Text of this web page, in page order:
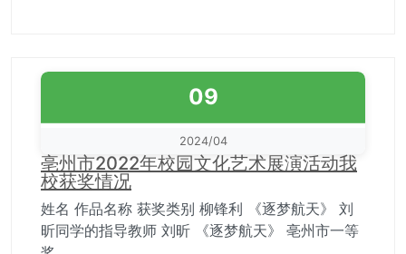
09
2024/04
亳州市2022年校园文化艺术展演活动我
校获奖情况
姓名 作品名称 获奖类别 柳锋利 《逐梦航天》 刘
昕同学的指导教师 刘昕 《逐梦航天》 亳州市一等